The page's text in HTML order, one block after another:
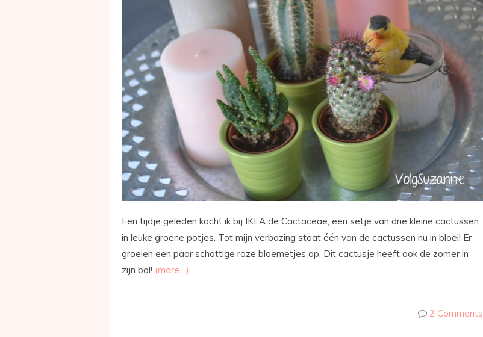
Een tijdje geleden kocht ik bij IKEA de Cactaceae, een setje van drie kleine cactussen
in leuke groene potjes. Tot mijn verbazing staat één van de cactussen nu in bloei! Er
groeien een paar schattige roze bloemetjes op. Dit cactusje heeft ook de zomer in
zijn bol! (more…)
2 Comments